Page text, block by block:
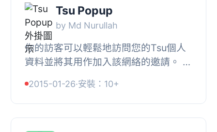
Tsu Popup
by Md Nurullah
你的訪客可以輕鬆地訪問您的Tsu個人
資料並將其用作加入該網絡的邀請。 您
的標誌圖像。, 功能清單：（100％免
費）, , 完全...
2015-01-26·安裝：10+